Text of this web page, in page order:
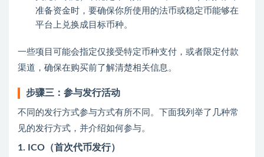
准备资金时，要确保你所使用的法币或稳定币能够在
平台上兑换成目标币种。
一些项目可能会指定仅接受特定币种支付，或者限定付款
渠道，确保在购买前了解清楚相关信息。
步骤三：参与发行活动
不同的发行方式参与方式有所不同。下面我列举了几种常
见的发行方式，并介绍如何参与。
1. ICO（首次代币发行）